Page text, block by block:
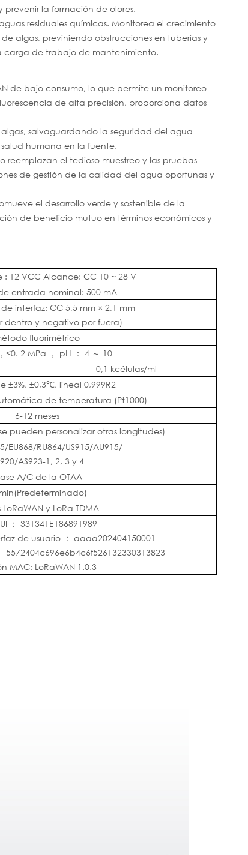
la formación de olores.
residuales químicas. Monitorea el crecimiento
algas, previniendo obstrucciones en tuberías y
carga de trabajo de mantenimiento.
de bajo consumo, lo que permite un monitoreo
de alta precisión, proporciona datos
algas, salvaguardando la seguridad del agua
humana en la fuente.
el tedioso muestreo y las pruebas
de gestión de la calidad del agua oportunas y
el desarrollo verde y sostenible de la
de beneficio mutuo en términos económicos y
: 12 VCC Alcance: CC 10 ~ 28 V
entrada nominal: 500 mA
interfaz: CC 5,5 mm × 2,1 mm
dentro y negativo por fuera)
fluorimétrico
≤0. 2 MPa ， pH ： 4 ～ 10
0,1 kcélulas/ml
±3%, ±0,3℃, lineal 0,999R2
de temperatura (Pt1000)
6-12 meses
pueden personalizar otras longitudes)
EU868/RU864/US915/AU915/
AS923-1, 2, 3 y 4
A/C de la OTAA
min(Predeterminado)
LoRaWAN y LoRa TDMA
： 331341E186891989
de usuario ： aaaa202404150001
5572404c696e6b4c6f526132330313823
MAC: LoRaWAN 1.0.3